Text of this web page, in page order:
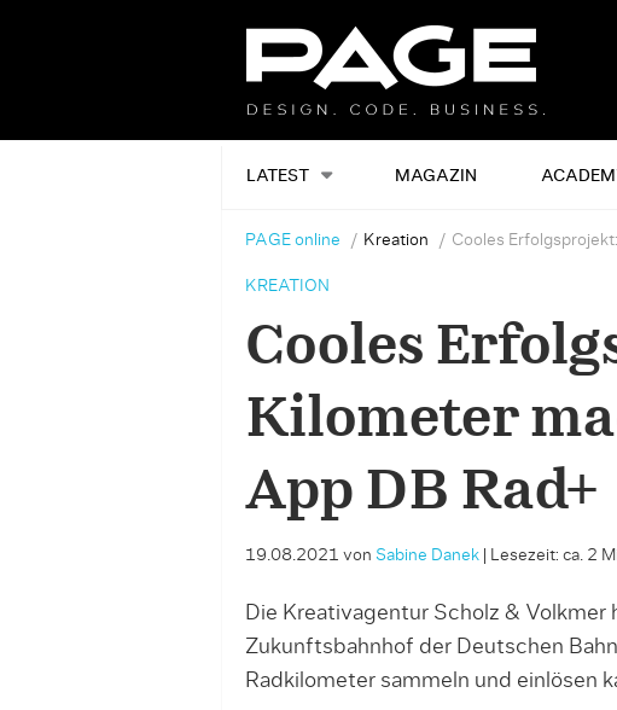
LATEST MAGAZIN
PAGE online Kreation Cooles
KREATION
Cooles
Kilometer
App DB Rad+
19.08.2021 von Sabine Danek| Lesezeit: ca. 2
Die Kreativagentur Scholz & Volkmer
Zukunftsbahnhof der Deutschen
Radkilometer sammeln und einlösen